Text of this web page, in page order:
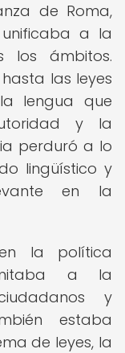
de Roma,
a la
los ámbitos.
las leyes
lengua que
y la
perduró a lo
lingüístico y
en la
la política
a la
y
estaba
de leyes, la